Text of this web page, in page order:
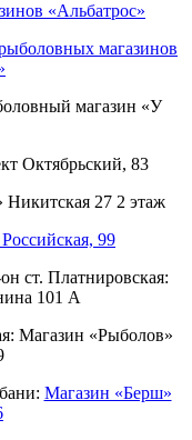
«Альбатрос»
магазинов
магазин «У
Октябрьский, 83
Никитская 27 2 этаж
99
ст. Платнировская:
101 А
Магазин «Рыболов»
Магазин «Берш»